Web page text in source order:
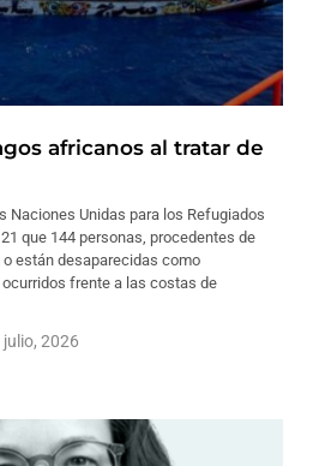
africanos al tratar de
Naciones Unidas para los Refugiados
que 144 personas, procedentes de
están desaparecidas como
frente a las costas de
julio, 2026